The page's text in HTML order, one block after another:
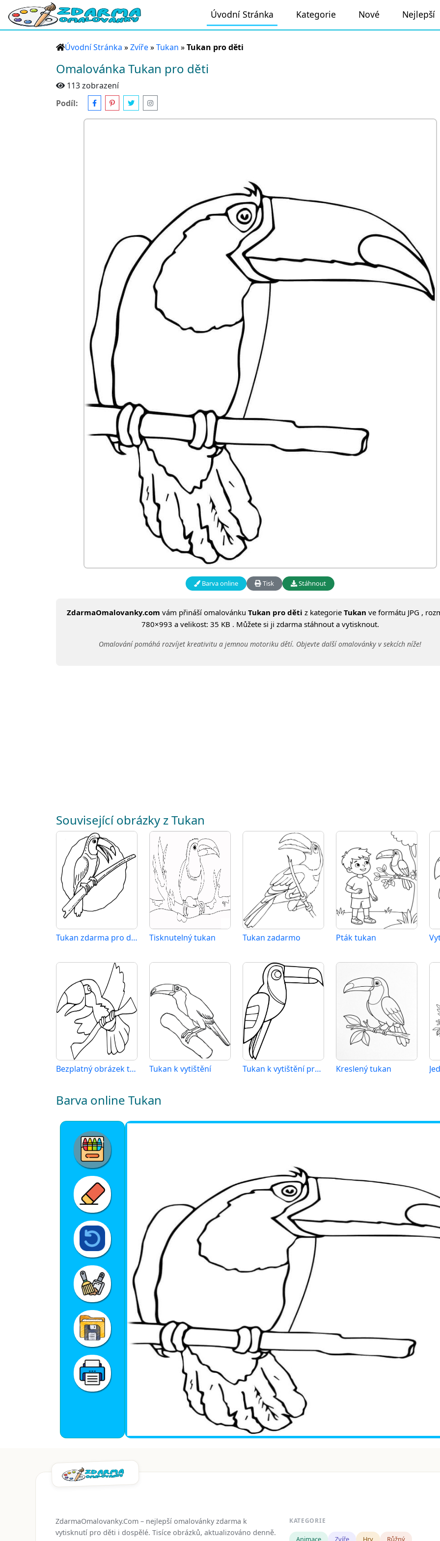
Úvodní Stránka Kategorie Nové Nejlepší
Úvodní Stránka »Zvíře»Tukan »Tukan pro děti
Omalovánka Tukan pro děti
113 zobrazení
Podíl:
Barva online Tisk Stáhnout
ZdarmaOmalovanky.com vám přináší omalovánku Tukan pro děti z kategorie Tukan ve formátu JPG ,
780×993 a velikost: 35 KB . Můžete si ji zdarma stáhnout a vytisknout.
Omalování pomáhá rozvíjet kreativitu a jemnou motoriku dětí. Objevte další omalovánky v sekcích níže!
Související obrázky z Tukan
Tukan zdarma pro děti Tisknutelný tukan Tukan zadarmo Pták tukan
Bezplatný obrázek tukana Tukan k vytištění Tukan k vytištění pro děti Kreslený tukan
Barva online Tukan
ZdarmaOmalovanky.Com – nejlepší omalovánky zdarma k
vytisknutí pro děti i dospělé. Tisíce obrázků, aktualizováno denně.
KATEGORIE
Animace Zvíře Hry Růžný